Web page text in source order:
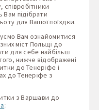
співробітники
підібрати
для Вашої поїздки.
Вам ознайомитися
міст Польщі до
для себе найбільш
нижче відображені
до Тенеріфе і
до Тенеріфе з
з Варшави до
: